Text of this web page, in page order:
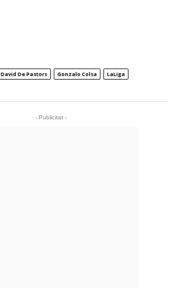
David De Pastors Gonzalo Colsa
LaLiga
- Publicitat -